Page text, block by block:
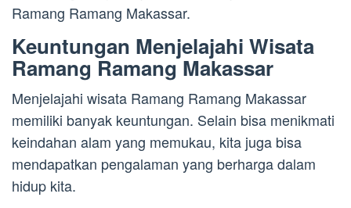
Ramang Ramang Makassar.
Keuntungan Menjelajahi Wisata
Ramang Ramang Makassar
Menjelajahi wisata Ramang Ramang Makassar
memiliki banyak keuntungan. Selain bisa menikmati
keindahan alam yang memukau, kita juga bisa
mendapatkan pengalaman yang berharga dalam
hidup kita.